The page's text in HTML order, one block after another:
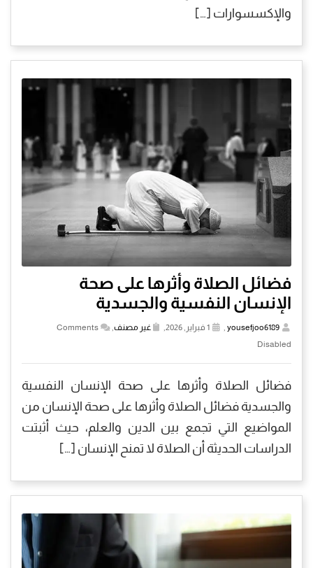
والإكسسوارات […]
فضائل الصلاة وأثرها على صحة
الإنسان النفسية والجسدية
yousefjoo6189
, غير مصنف,
Comments
Disabled
فضائل الصلاة وأثرها على صحة الإنسان النفسية
والجسدية فضائل الصلاة وأثرها على صحة الإنسان من
المواضيع التي تجمع بين الدين والعلم، حيث أثبتت
الدراسات الحديثة أن الصلاة لا تمنح الإنسان […]